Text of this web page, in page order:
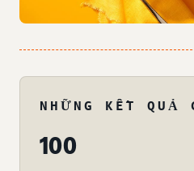
NHỮNG KẾT QUẢ
100